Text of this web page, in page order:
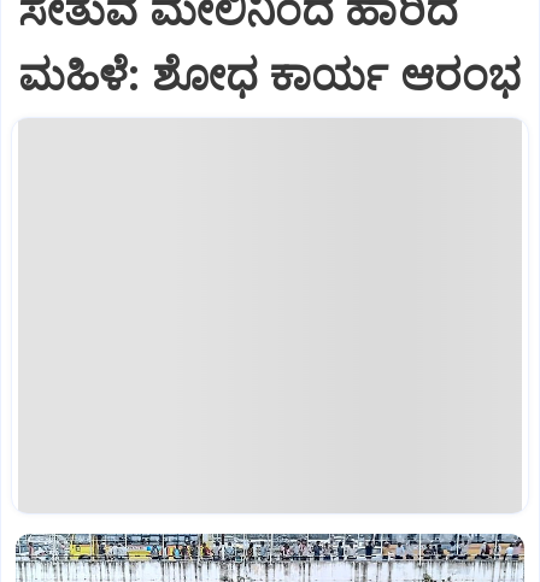
ಸೇತುವೆ ಮೇಲಿನಿಂದ ಹಾರಿದ
ಮಹಿಳೆ: ಶೋಧ ಕಾರ್ಯ ಆರಂಭ